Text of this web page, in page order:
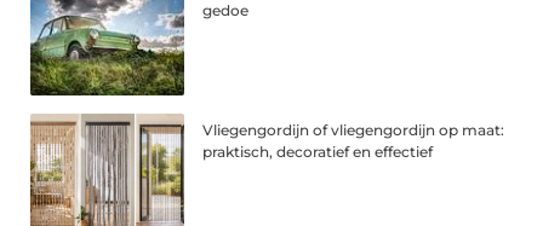
gedoe
Vliegengordijn of vliegengordijn op maat:
praktisch, decoratief en effectief